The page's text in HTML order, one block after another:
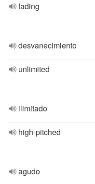
fading
desvanecimiento
unlimited
ilimitado
high-pitched
agudo